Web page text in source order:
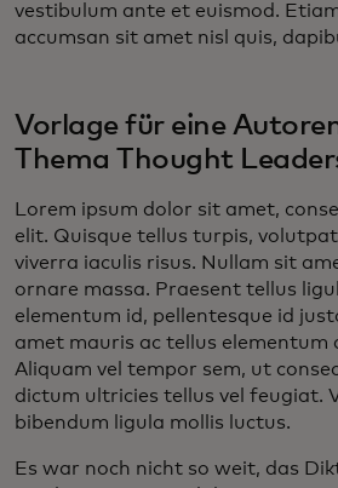
vestibulum ante et euismod.
accumsan sit amet nisl quis,
Vorlage für eine
Thema Thought
Lorem ipsum dolor sit amet,
elit. Quisque tellus turpis,
viverra iaculis risus. Nullam sit
ornare massa. Praesent tellus
elementum id, pellentesque id
amet mauris ac tellus elementum
Aliquam vel tempor sem, ut
dictum ultricies tellus vel feugiat.
bibendum ligula mollis luctus.
Es war noch nicht so weit, das